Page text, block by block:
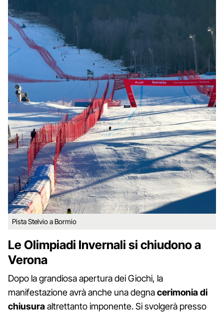
Pista Stelvio a Bormio
Le Olimpiadi Invernali si chiudono a
Verona
Dopo la grandiosa apertura dei Giochi, la
manifestazione avrà anche una degnacerimonia di
chiusuraaltrettanto imponente. Si svolgerà presso